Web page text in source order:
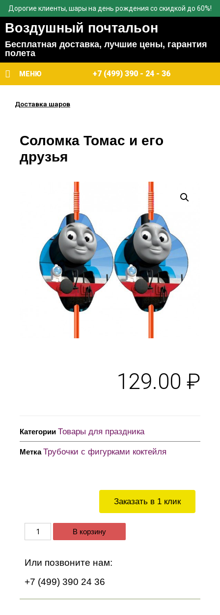
Дорогие клиенты, шары на день рождения со скидкой до 60%!
Воздушный почтальон
Бесплатная доставка, лучшие цены, гарантия
полета
МЕНЮ +7 (499) 390 - 24 - 36
Доставка шаров
Заказать в 1 клик
В корзину
Или позвоните нам:
+7 (499) 390 24 36
Соломка Томас и его
друзья
129.00 ₽
Категории Товары для праздника
Метка Трубочки с фигурками коктейля